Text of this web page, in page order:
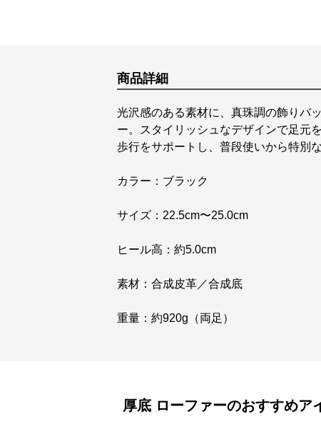
商品詳細
光沢感のある素材に、真珠調の飾りバ
ー。スタイリッシュなデザインで足元
歩行をサポートし、普段使いから特別
カラー：ブラック
サイズ：22.5cm〜25.0cm
ヒール高：約5.0cm
素材：合成皮革／合成底
重量：約920g（両足）
厚底 ローファーのおすすめア